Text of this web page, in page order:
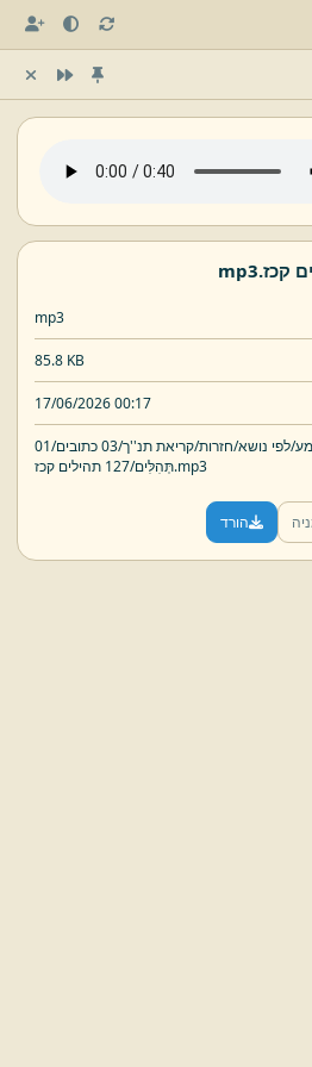
mp3
mp3
85.8 KB
17/06/2026 00:17
לפי נושא/חזרות/קריאת תנ''ך/03 כתובים/
01
תְּהִלִּים/127 תהילים קכז.mp3
הורד